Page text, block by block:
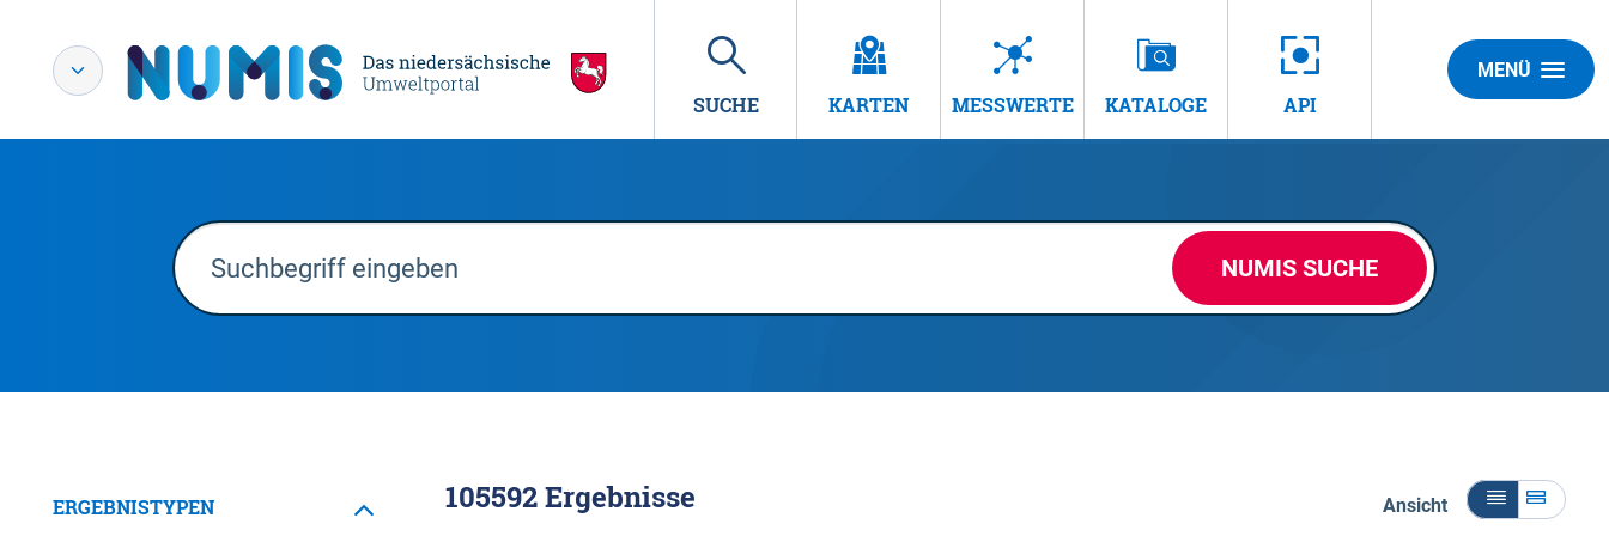
SUCHE KARTEN MESSWERTE KATALOGE API
MENÜ
NUMIS SUCHE
ERGEBNISTYPEN 105592Ergebnisse Ansicht